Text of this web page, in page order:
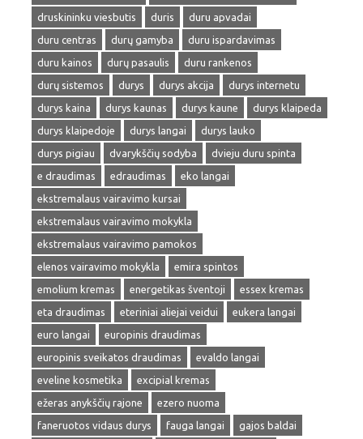
druskininku viesbutis
duris
duru apvadai
duru centras
durų gamyba
duru ispardavimas
duru kainos
durų pasaulis
duru rankenos
durų sistemos
durys durys akcija
durys internetu
durys kaina
durys kaunas durys kaune
durys klaipeda
durys klaipedoje
durys langai
durys lauko
durys pigiau
dvarykščių sodyba
dvieju duru spinta
e draudimas
edraudimas
eko langai
ekstremalaus vairavimo kursai
ekstremalaus vairavimo mokykla
ekstremalaus vairavimo pamokos
elenos vairavimo mokykla
emira spintos
emolium kremas
energetikas šventoji
essex kremas
eta draudimas
eteriniai aliejai veidui
eukera langai
euro langai
europinis draudimas
europinis sveikatos draudimas
evaldo langai
eveline kosmetika
excipial kremas
ežeras anykščių rajone
ezero nuoma
faneruotos vidaus durys
fauga langai
gajos baldai